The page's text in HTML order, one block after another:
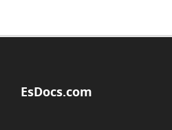
EsDocs.com